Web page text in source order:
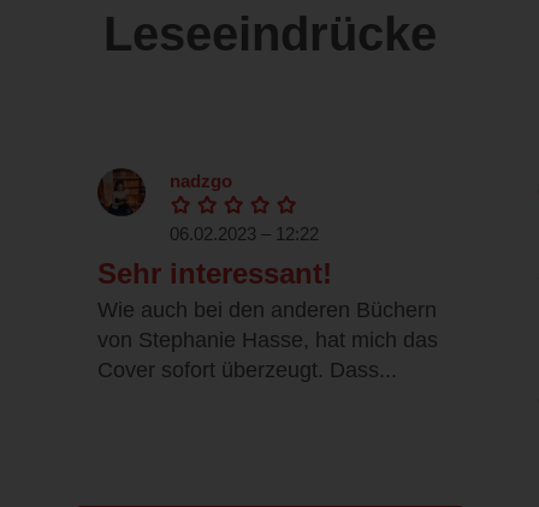
Leseeindrücke
nadzgo
06.02.2023 – 12:22
Sehr interessant!
Wie auch bei den anderen Büchern
von Stephanie Hasse, hat mich das
Cover sofort überzeugt. Dass...